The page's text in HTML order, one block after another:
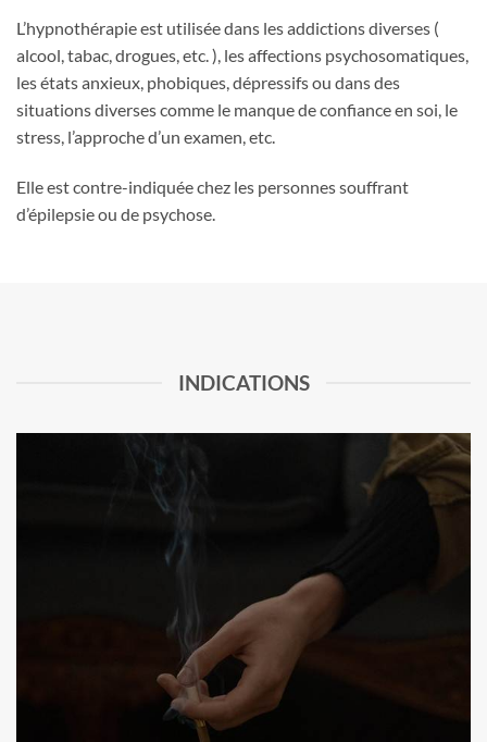
L’hypnothérapie est utilisée dans les addictions diverses (
alcool, tabac, drogues, etc. ), les affections psychosomatiques,
les états anxieux, phobiques, dépressifs ou dans des
situations diverses comme le manque de confiance en soi, le
stress, l’approche d’un examen, etc.
Elle est contre-indiquée chez les personnes souffrant
d’épilepsie ou de psychose.
INDICATIONS